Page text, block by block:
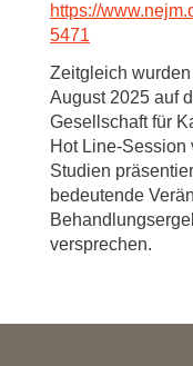
https://
5471
Zeitgleich
August 2025 auf
Gesellschaft für
Hot Line-
Studien
bedeutende
versprechen.